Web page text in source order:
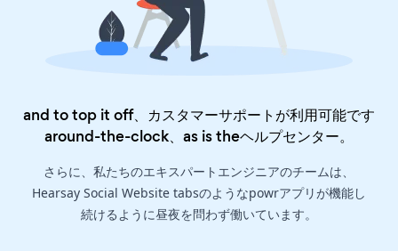
and to top it off、カスタマーサポートが利用可能です
around-the-clock、as is theヘルプセンター。
さらに、私たちのエキスパートエンジニアのチームは、
Hearsay Social Website tabsのようなpowrアプリが機能し
続けるように昼夜を問わず働いています。